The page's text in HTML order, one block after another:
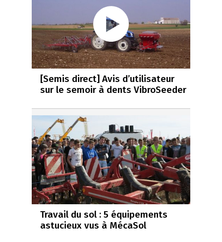
[Semis direct] Avis d’utilisateur
sur le semoir à dents VibroSeeder
Travail du sol : 5 équipements
astucieux vus à MécaSol